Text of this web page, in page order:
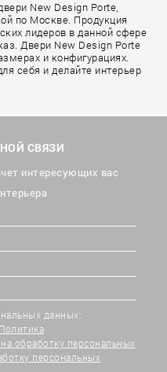
New Design Porte,
по Москве. Продукция
лидеров в данной сфере
Двери New Design Porte
и конфигурациях.
себя и делайте интерьер
СВЯЗИ
интересующих вас
данных:
Политика
обработку персональных
персональных